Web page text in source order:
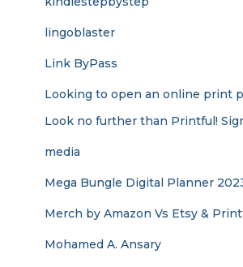
lingoblaster
Link ByPass
Looking to open an online print
Look no further than Printful!
media
Mega Bungle Digital Planner
Merch by Amazon Vs Etsy &
Mohamed A. Ansary